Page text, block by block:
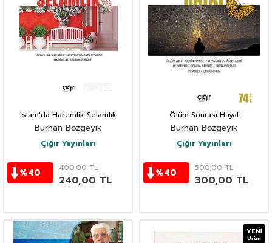
İslam'da Haremlik Selamlık
Burhan Bozgeyik
Çığır Yayınları
%40 400,00TL
240,00 TL
Ölüm Sonrası Hayat
Burhan Bozgeyik
Çığır Yayınları
%40 500,00TL
300,00 TL
YENI
Ürün